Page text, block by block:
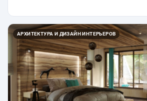
АРХИТЕКТУРА И ДИЗАЙН ИНТЕРЬЕРОВ